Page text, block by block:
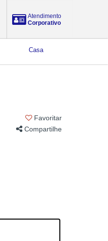
Atendimento
Corporativo
Casa
Favoritar
Compartilhe